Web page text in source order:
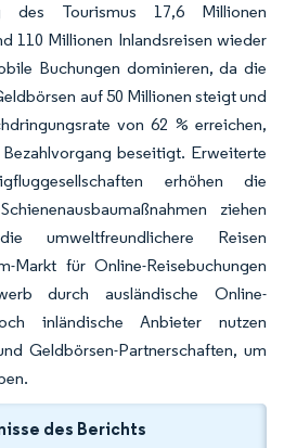
des Tourismus 17,6 Millionen
110 Millionen Inlandsreisen wieder
Buchungen dominieren, da die
auf 50 Millionen steigt und
von 62 % erreichen,
beseitigt. Erweiterte
erhöhen die
ziehen
umweltfreundlichere Reisen
Markt für Online-Reisebuchungen
durch ausländische Online-
inländische Anbieter nutzen
Geldbörsen-Partnerschaften, um
des Berichts